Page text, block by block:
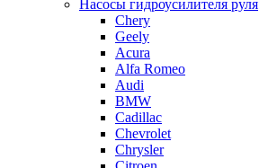
Насосы гидроусилителя руля
Chery
Geely
Acura
Alfa Romeo
Audi
BMW
Cadillac
Chevrolet
Chrysler